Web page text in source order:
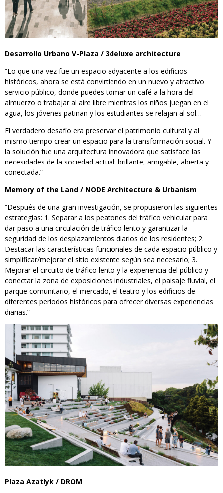
Desarrollo Urbano V-Plaza / 3deluxe architecture
“Lo que una vez fue un espacio adyacente a los edificios
históricos, ahora se está convirtiendo en un nuevo y atractivo
servicio público, donde puedes tomar un café a la hora del
almuerzo o trabajar al aire libre mientras los niños juegan en el
agua, los jóvenes patinan y los estudiantes se relajan al sol…
El verdadero desafío era preservar el patrimonio cultural y al
mismo tiempo crear un espacio para la transformación social. Y
la solución fue una arquitectura innovadora que satisface las
necesidades de la sociedad actual: brillante, amigable, abierta y
conectada.”
Memory of the Land / NODE Architecture & Urbanism
“Después de una gran investigación, se propusieron las siguientes
estrategias: 1. Separar a los peatones del tráfico vehicular para
dar paso a una circulación de tráfico lento y garantizar la
seguridad de los desplazamientos diarios de los residentes; 2.
Destacar las características funcionales de cada espacio público y
simplificar/mejorar el sitio existente según sea necesario; 3.
Mejorar el circuito de tráfico lento y la experiencia del público y
conectar la zona de exposiciones industriales, el paisaje fluvial, el
parque comunitario, el mercado, el teatro y los edificios de
diferentes períodos históricos para ofrecer diversas experiencias
diarias.”
Plaza Azatlyk / DROM